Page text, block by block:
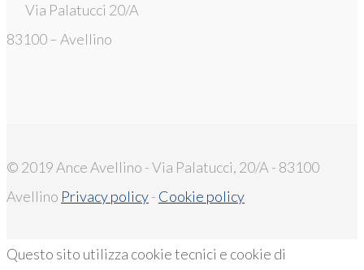
Via Palatucci 20/A
83100 – Avellino
© 2019 Ance Avellino - Via Palatucci, 20/A - 83100
Avellino Privacy policy- Cookie policy
Questo sito utilizza cookie tecnici e cookie di